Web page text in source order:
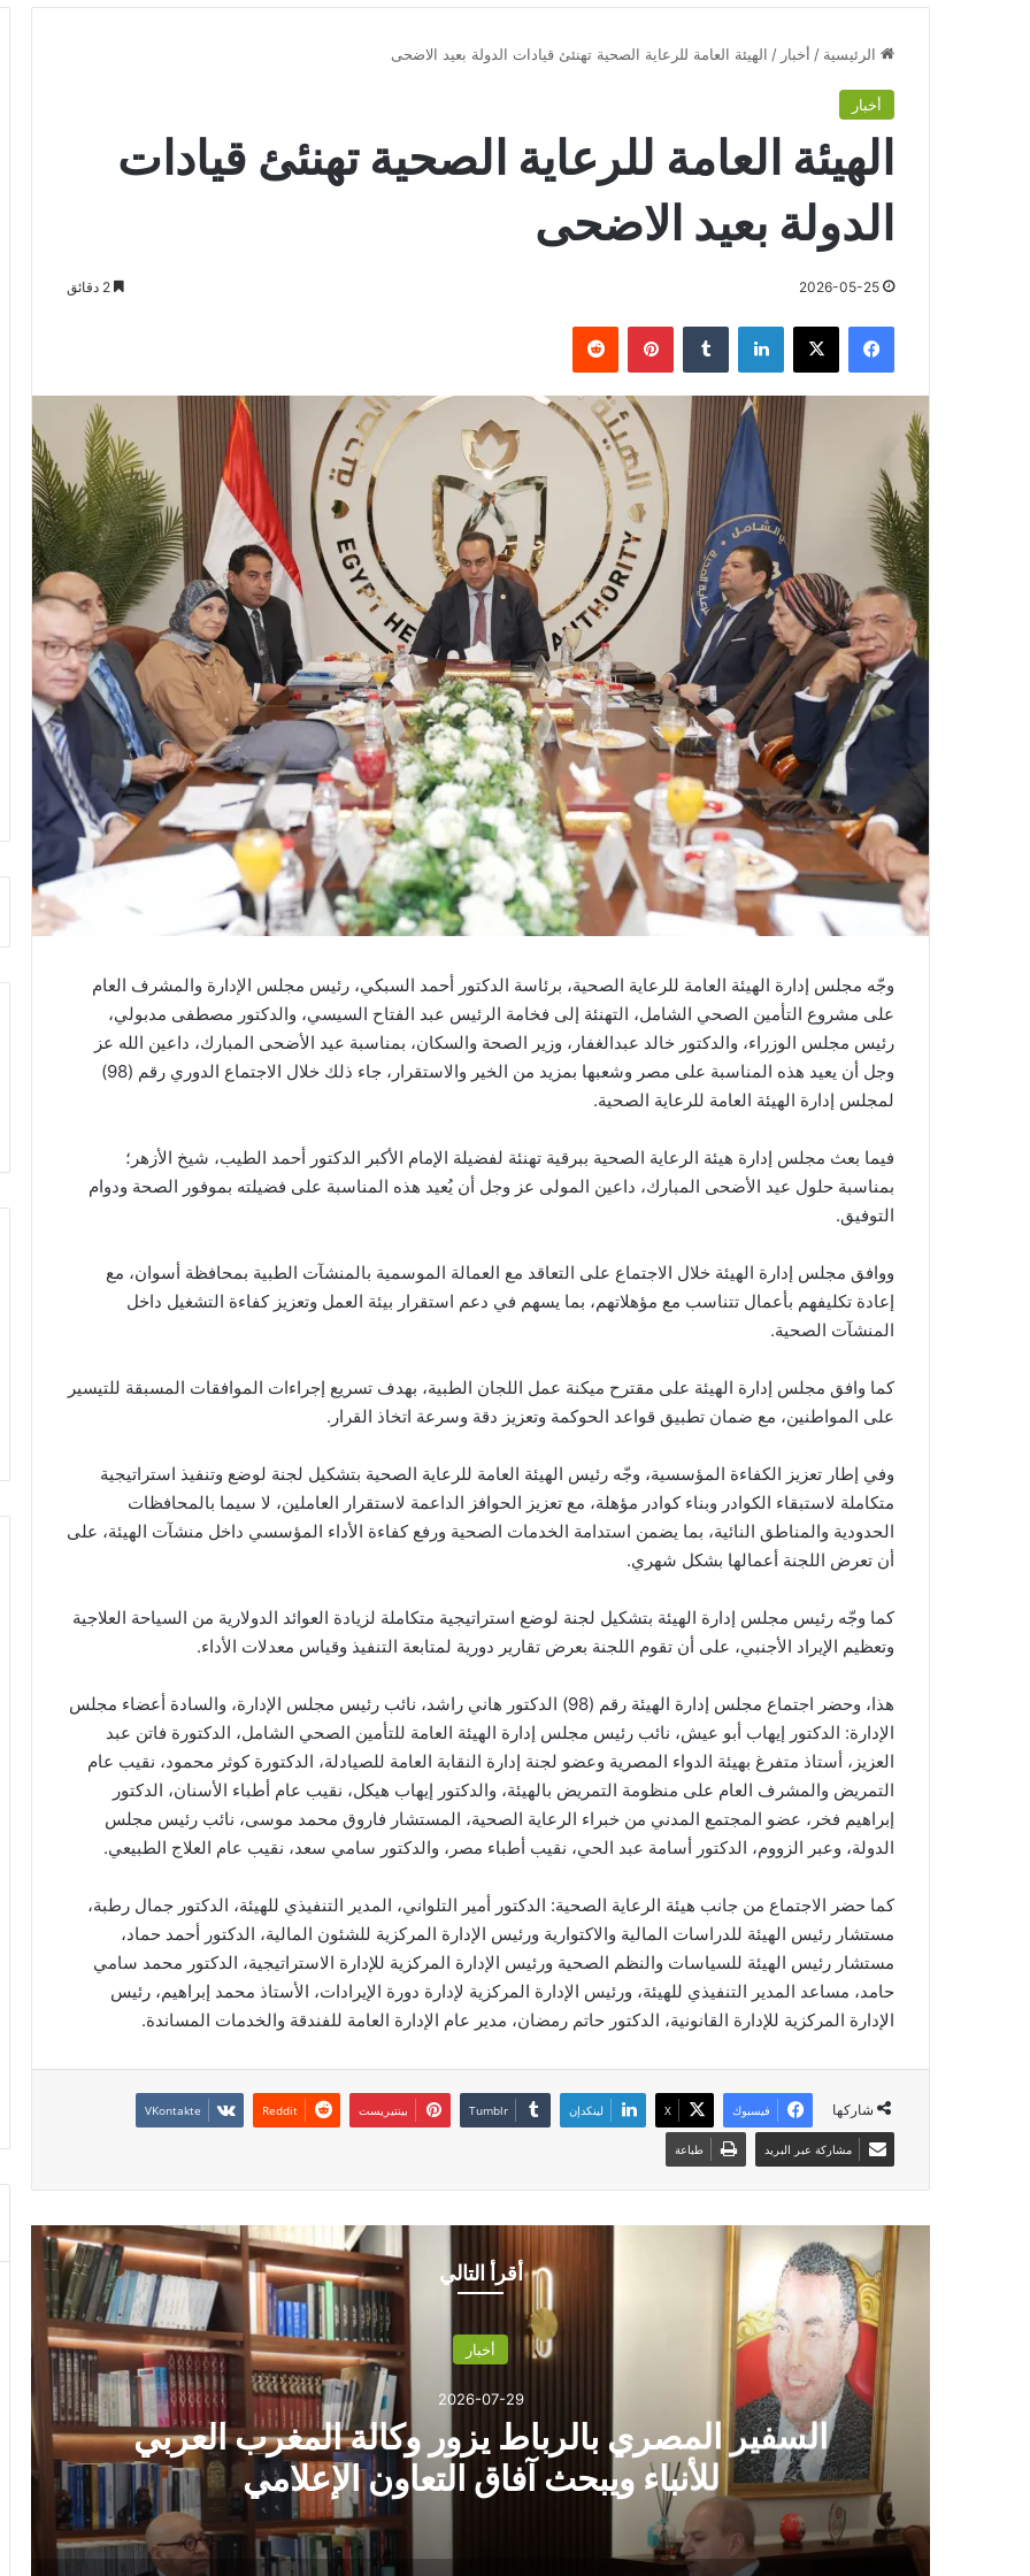
الرئيسية / أخبار / الهيئة العامة للرعاية الصحية تهنئئ قيادات الدولة بعيد الاضحى
أخبار
الهيئة العامة للرعاية الصحية تهنئئ قيادات
الدولة بعيد الاضحى
2026-05-25
فيسبوك لينكدإن بينتيريست
وجّه مجلس إدارة الهيئة العامة للرعاية الصحية، برئاسة الدكتور أحمد السبكي، رئيس مجلس الإدارة والمشرف العام
على مشروع التأمين الصحي الشامل، التهنئة إلى فخامة الرئيس عبد الفتاح السيسي، والدكتور مصطفى مدبولي،
رئيس مجلس الوزراء، والدكتور خالد عبدالغفار، وزير الصحة والسكان، بمناسبة عيد الأضحى المبارك، داعين الله عز
وجل أن يعيد هذه المناسبة على مصر وشعبها بمزيد من الخير والاستقرار، جاء ذلك خلال الاجتماع الدوري رقم (98)
لمجلس إدارة الهيئة العامة للرعاية الصحية.
فيما بعث مجلس إدارة هيئة الرعاية الصحية ببرقية تهنئة لفضيلة الإمام الأكبر الدكتور أحمد الطيب، شيخ الأزهر؛
بمناسبة حلول عيد الأضحى المبارك، داعين المولى عز وجل أن يُعيد هذه المناسبة على فضيلته بموفور الصحة ودوام
التوفيق.
ووافق مجلس إدارة الهيئة خلال الاجتماع على التعاقد مع العمالة الموسمية بالمنشآت الطبية بمحافظة أسوان، مع
إعادة تكليفهم بأعمال تتناسب مع مؤهلاتهم، بما يسهم في دعم استقرار بيئة العمل وتعزيز كفاءة التشغيل داخل
المنشآت الصحية.
كما وافق مجلس إدارة الهيئة على مقترح ميكنة عمل اللجان الطبية، بهدف تسريع إجراءات الموافقات المسبقة للتيسير
على المواطنين، مع ضمان تطبيق قواعد الحوكمة وتعزيز دقة وسرعة اتخاذ القرار.
وفي إطار تعزيز الكفاءة المؤسسية، وجّه رئيس الهيئة العامة للرعاية الصحية بتشكيل لجنة لوضع وتنفيذ استراتيجية
متكاملة لاستبقاء الكوادر وبناء كوادر مؤهلة، مع تعزيز الحوافز الداعمة لاستقرار العاملين، لا سيما بالمحافظات
الحدودية والمناطق النائية، بما يضمن استدامة الخدمات الصحية ورفع كفاءة الأداء المؤسسي داخل منشآت الهيئة، على
أن تعرض اللجنة أعمالها بشكل شهري.
كما وجّه رئيس مجلس إدارة الهيئة بتشكيل لجنة لوضع استراتيجية متكاملة لزيادة العوائد الدولارية من السياحة العلاجية
وتعظيم الإيراد الأجنبي، على أن تقوم اللجنة بعرض تقارير دورية لمتابعة التنفيذ وقياس معدلات الأداء.
هذا، وحضر اجتماع مجلس إدارة الهيئة رقم (98) الدكتور هاني راشد، نائب رئيس مجلس الإدارة، والسادة أعضاء مجلس
الإدارة: الدكتور إيهاب أبو عيش، نائب رئيس مجلس إدارة الهيئة العامة للتأمين الصحي الشامل، الدكتورة فاتن عبد
العزيز، أستاذ متفرغ بهيئة الدواء المصرية وعضو لجنة إدارة النقابة العامة للصيادلة، الدكتورة كوثر محمود، نقيب عام
التمريض والمشرف العام على منظومة التمريض بالهيئة، والدكتور إيهاب هيكل، نقيب عام أطباء الأسنان، الدكتور
إبراهيم فخر، عضو المجتمع المدني من خبراء الرعاية الصحية، المستشار فاروق محمد موسى، نائب رئيس مجلس
الدولة، وعبر الزووم، الدكتور أسامة عبد الحي، نقيب أطباء مصر، والدكتور سامي سعد، نقيب عام العلاج الطبيعي.
كما حضر الاجتماع من جانب هيئة الرعاية الصحية: الدكتور أمير التلواني، المدير التنفيذي للهيئة، الدكتور جمال رطبة،
مستشار رئيس الهيئة للدراسات المالية والاكتوارية ورئيس الإدارة المركزية للشئون المالية، الدكتور أحمد حماد،
مستشار رئيس الهيئة للسياسات والنظم الصحية ورئيس الإدارة المركزية للإدارة الاستراتيجية، الدكتور محمد سامي
حامد، مساعد المدير التنفيذي للهيئة، ورئيس الإدارة المركزية لإدارة دورة الإيرادات، الأستاذ محمد إبراهيم، رئيس
الإدارة المركزية للإدارة القانونية، الدكتور حاتم رمضان، مدير عام الإدارة العامة للفندقة والخدمات المساندة.
شاركها فيسبوك ‫X لينكدإن بينتيريست
مشاركة عبر البريد طباعة
أقرأ التالي
أخبار
2026-07-29
السفير المصري بالرباط يزور وكالة المغرب العربي
للأنباء ويبحث آفاق التعاون الإعلامي